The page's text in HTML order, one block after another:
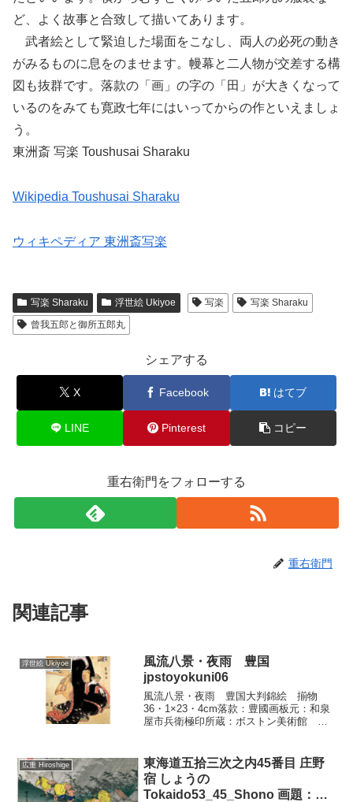
ど、よく故事と合致して描いてあります。
武者絵として緊迫した場面をこなし、両人の必死の動き
がみるものに息をのませます。幔幕と二人物が交差する構
図も抜群です。落款の「画」の字の「田」が大きくなって
いるのをみても寛政七年にはいってからの作といえましょ
う。
東洲斎 写楽 Toushusai Sharaku
Wikipedia Toushusai Sharaku
ウィキペディア 東洲斎写楽
写楽 Sharaku 浮世絵 Ukiyoe 写楽
写楽 Sharaku
曾我五郎と御所五郎丸
シェアする
X Facebook はてブ
LINE Pinterest コピー
重右衛門をフォローする
重右衛門
関連記事
浮世絵 Ukiyoe
風流八景・夜雨 豊国
jpstoyokuni06
風流八景・夜雨 豊国大判錦絵 揃物
36・1×23・4cm落款：豊國画板元：和泉
屋市兵衛極印所蔵：ボストン美術館 こ
照）と暮雪（第101図）の三点の図柄が紹
介されているの...
広重 Hiroshige
東海道五拾三次之内45番目 庄野
宿 しょうの
Tokaido53_45_Shono 画題：